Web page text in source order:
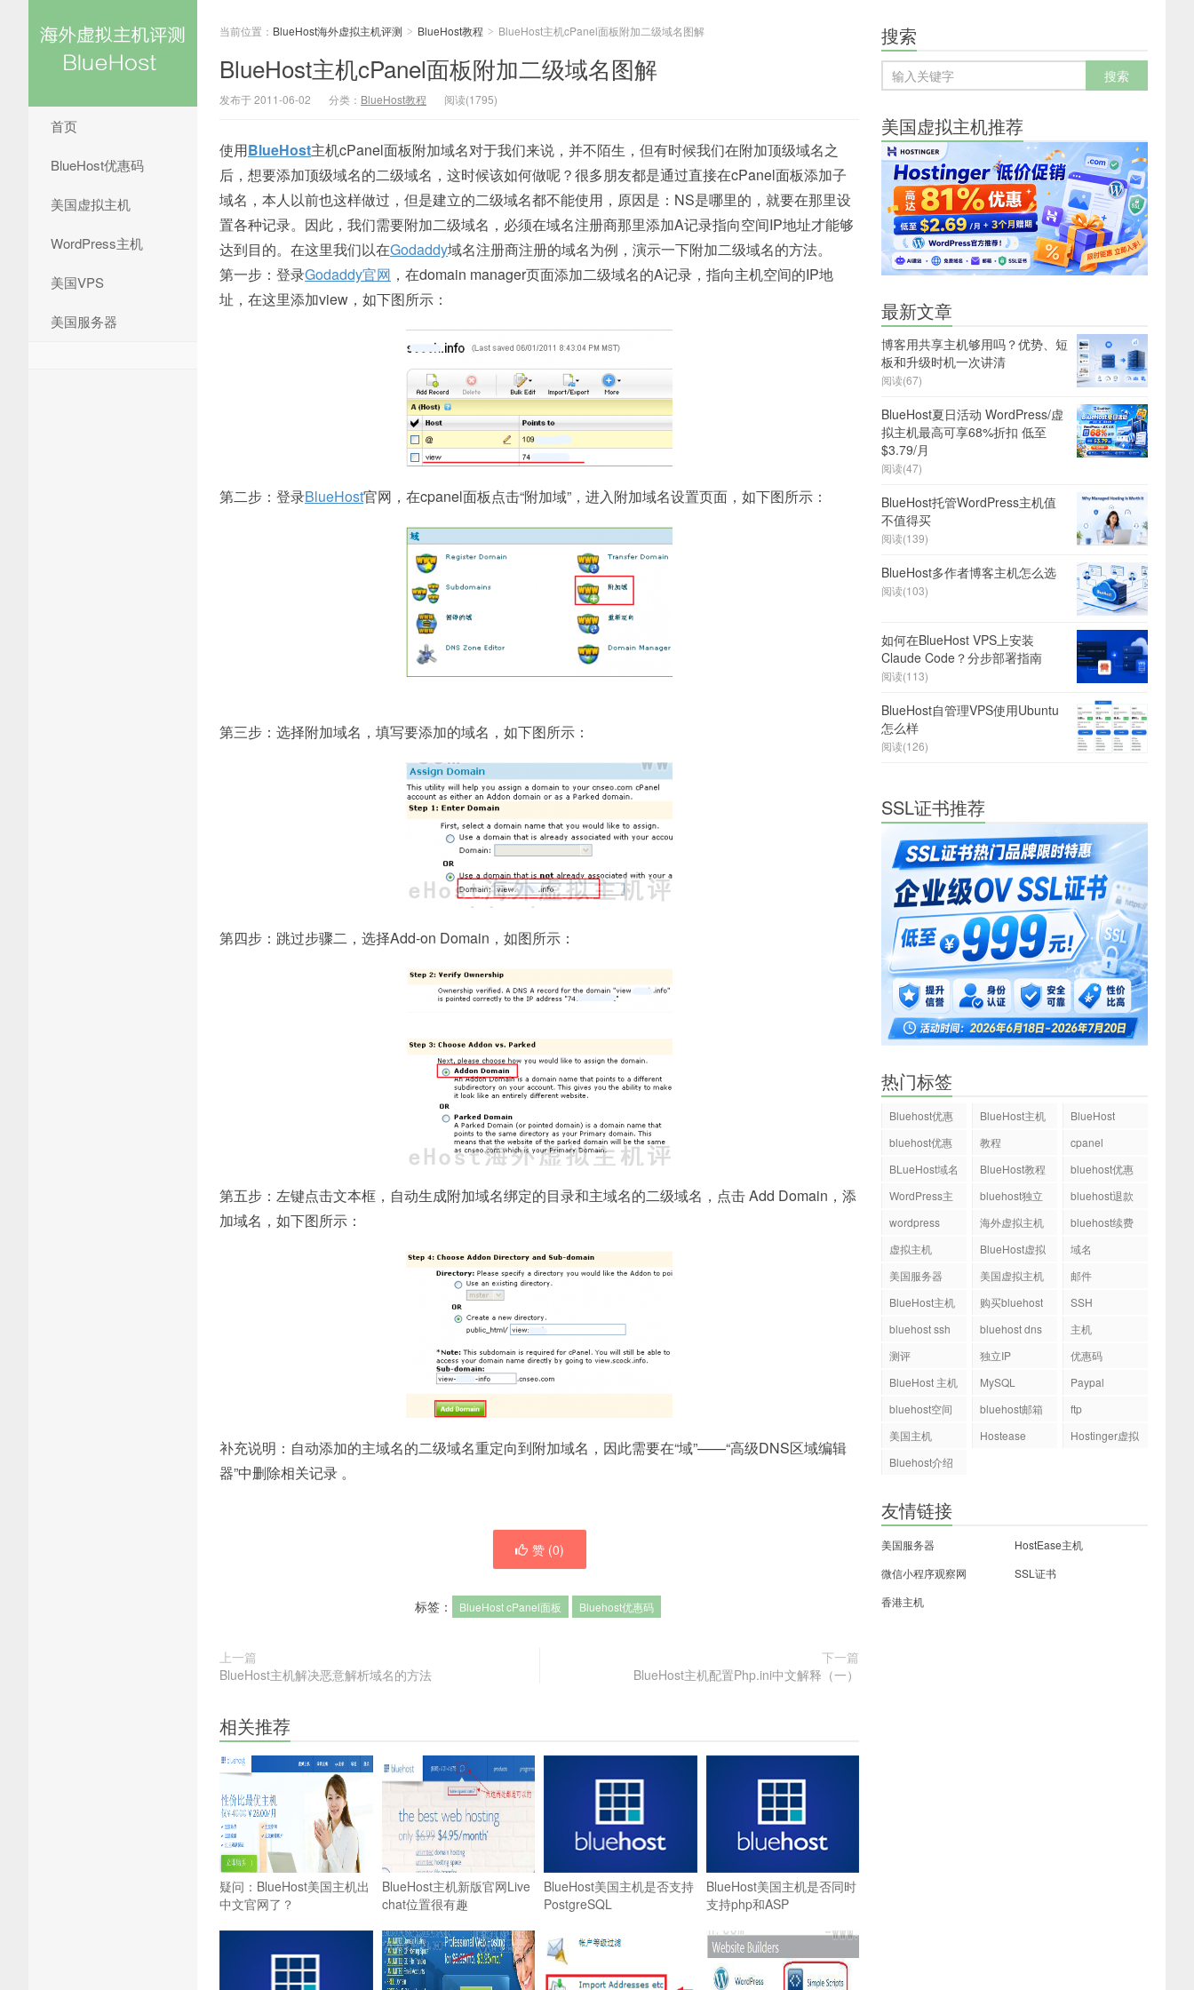
首页
BlueHost优惠码
美国虚拟主机
WordPress主机
美国VPS
美国服务器
当前位置： BlueHost海外虚拟主机评测 > BlueHost教程 > BlueHost主机cPanel面板附加二级域名图解
BlueHost主机cPanel面板附加二级域名图解
发布于 2011-06-02 分类： BlueHost教程 阅读(1795)
使用BlueHost主机cPanel面板附加域名对于我们来说，并不陌生，但有时候我们在附加顶级域名之
后，想要添加顶级域名的二级域名，这时候该如何做呢？很多朋友都是通过直接在cPanel面板添加子
域名，本人以前也这样做过，但是建立的二级域名都不能使用，原因是：NS是哪里的，就要在那里设
置各种记录。因此，我们需要附加二级域名，必须在域名注册商那里添加A记录指向空间IP地址才能够
达到目的。在这里我们以在Godaddy域名注册商注册的域名为例，演示一下附加二级域名的方法。
第一步：登录Godaddy官网 ，在domain manager页面添加二级域名的A记录，指向主机空间的IP地
址，在这里添加view，如下图所示：
第二步：登录BlueHost官网，在cpanel面板点击“附加域”，进入附加域名设置页面，如下图所示：
第三步：选择附加域名，填写要添加的域名，如下图所示：
第四步：跳过步骤二，选择Add-on Domain，如图所示：
第五步：左键点击文本框，自动生成附加域名绑定的目录和主域名的二级域名，点击 Add Domain，添
加域名，如下图所示：
补充说明：自动添加的主域名的二级域名重定向到附加域名，因此需要在“域”——“高级DNS区域编辑
器”中删除相关记录 。
赞 (0)
标签： BlueHost cPanel面板 Bluehost优惠码
上一篇
BlueHost主机解决恶意解析域名的方法
下一篇
BlueHost主机配置Php.ini中文解释（一）
相关推荐
疑问：BlueHost美国主机出
中文官网了？
BlueHost主机新版官网Live
chat位置很有趣
BlueHost美国主机是否支持
PostgreSQL
BlueHost美国主机是否同时
支持php和ASP
搜索
美国虚拟主机推荐
最新文章
博客用共享主机够用吗？优势、短
板和升级时机一次讲清
阅读(67)
BlueHost夏日活动 WordPress/虚
拟主机最高可享68%折扣 低至
$3.79/月
阅读(47)
BlueHost托管WordPress主机值
不值得买
阅读(139)
BlueHost多作者博客主机怎么选
阅读(103)
如何在BlueHost VPS上安装
Claude Code？分步部署指南
阅读(113)
BlueHost自管理VPS使用Ubuntu
怎么样
阅读(126)
SSL证书推荐
热门标签
Bluehost优惠
BlueHost主机
BlueHost
bluehost优惠
教程
cpanel
BLueHost域名
BlueHost教程
bluehost优惠
WordPress主
bluehost独立
bluehost退款
wordpress
海外虚拟主机
bluehost续费
虚拟主机
BlueHost虚拟
域名
美国服务器
美国虚拟主机
邮件
BlueHost主机
购买bluehost
SSH
bluehost ssh
bluehost dns
主机
测评
独立IP
优惠码
BlueHost 主机
MySQL
Paypal
bluehost空间
bluehost邮箱
ftp
美国主机
Hostease
Hostinger虚拟
Bluehost介绍
友情链接
美国服务器
HostEase主机
微信小程序观察网
SSL证书
香港主机